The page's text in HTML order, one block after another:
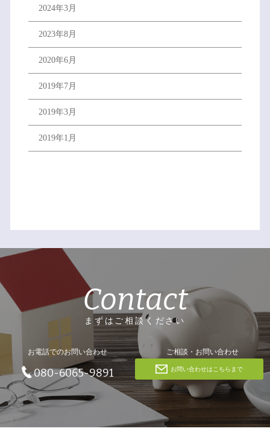
2024年3月
2023年8月
2020年6月
2019年7月
2019年3月
2019年1月
Contact
まずはご相談ください
お電話でのお問い合わせ
080-6065-9891
ご相談・お問い合わせ
お問い合わせはこちらまで